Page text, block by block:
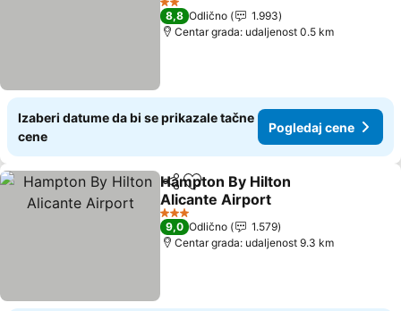
2 Zvezdice
8,8 Odlično
1.993
Centar grada: udaljenost 0.5 km
Izaberi datume da bi se prikazale tačne
cene
Pogledaj cene
Deli Dodati u favorite
Hampton By Hilton
Alicante Airport
3 Zvezdice
9,0 Odlično
1.579
Centar grada: udaljenost 9.3 km